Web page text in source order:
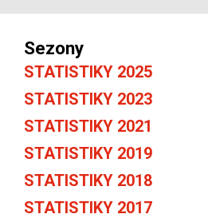
Sezony
STATISTIKY 2025
STATISTIKY 2023
STATISTIKY 2021
STATISTIKY 2019
STATISTIKY 2018
STATISTIKY 2017